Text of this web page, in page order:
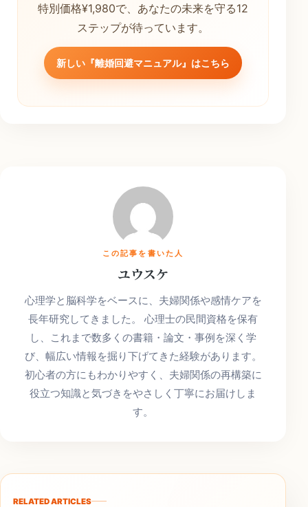
特別価格¥1,980で、あなたの未来を守る12
ステップが待っています。
新しい『離婚回避マニュアル』はこちら
この記事を書いた人
ユウスケ
心理学と脳科学をベースに、夫婦関係や感情ケアを
長年研究してきました。 心理士の民間資格を保有
し、これまで数多くの書籍・論文・事例を深く学
び、幅広い情報を掘り下げてきた経験があります。
初心者の方にもわかりやすく、夫婦関係の再構築に
役立つ知識と気づきをやさしく丁寧にお届けしま
す。
RELATED ARTICLES